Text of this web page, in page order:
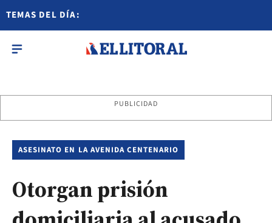
TEMAS DEL DÍA:
PUBLICIDAD
ASESINATO EN LA AVENIDA CENTENARIO
Otorgan prisión